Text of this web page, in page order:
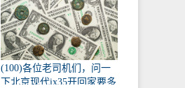
(100)各位老司机们，问一
下北京现代ix35开回家要多